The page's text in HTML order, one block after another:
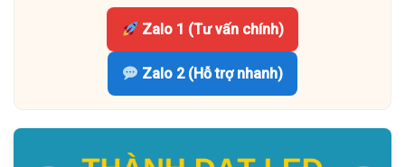
Zalo 1 (Tư vấn chính)
Zalo 2 (Hỗ trợ nhanh)